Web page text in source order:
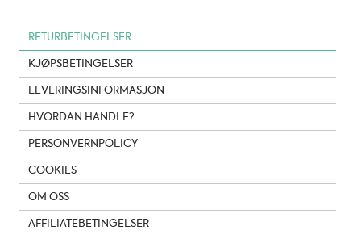
RETURBETINGELSER
KJØPSBETINGELSER
LEVERINGSINFORMASJON
HVORDAN HANDLE?
PERSONVERNPOLICY
COOKIES
OM OSS
AFFILIATEBETINGELSER